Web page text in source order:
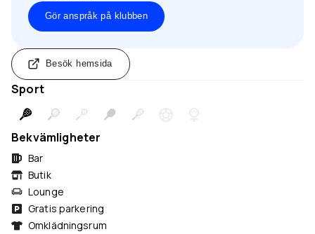
Gör anspråk på klubben
Besök hemsida
Sport
Bekvämligheter
Bar
Butik
Lounge
Gratis parkering
Omklädningsrum